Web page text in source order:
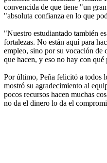
convencida de que tiene "un
"absoluta confianza en lo que
"Nuestro estudiantado también
fortalezas. No están aquí para
empleo, sino por su vocación de
que hacen, y eso no hay con
Por último, Peña felicitó a todos
mostró su agradecimiento al
pocos recursos hacen muchas
no da el dinero lo da el